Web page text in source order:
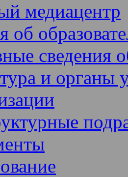
медиацентр
об
сведения
и органы